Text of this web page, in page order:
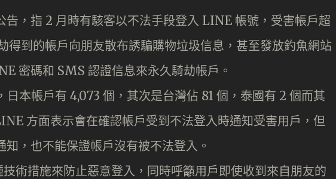
，指 2 月時有駭客以不法手段登入 LINE 帳號，受害帳戶超
得到的帳戶向朋友散布誘騙購物垃圾信息，甚至發放釣魚網站
密碼和 SMS 認證信息來永久騎劫帳戶。
日本帳戶有 4,073 個，其次是台灣佔 81 個，泰國有 2 個而其
方面表示會在確認帳戶受到不法登入時通知受害用戶，但
，也不能保證帳戶沒有被不法登入。
術措施來防止惡意登入，同時呼籲用戶即使收到來自朋友的